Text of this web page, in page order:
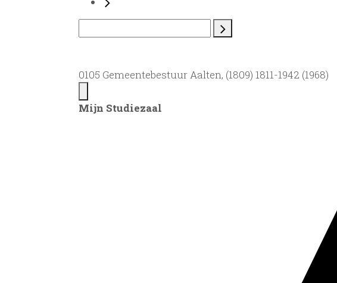
0105 Gemeentebestuur Aalten, (1809) 1811-1942 (1968)
Mijn Studiezaal